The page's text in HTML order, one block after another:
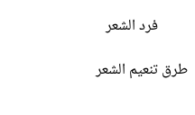
فرد الشعر
طرق تنعيم الشعر